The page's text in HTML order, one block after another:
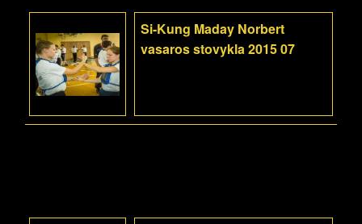
Si-Kung Maday Norbert
vasaros stovykla 2015 07